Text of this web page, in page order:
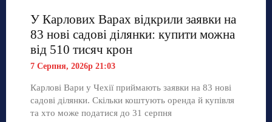
У Карлових Варах відкрили заявки на
83 нові садові ділянки: купити можна
від 510 тисяч крон
7 Серпня, 2026р 21:03
Карлові Вари у Чехії приймають заявки на 83 нові
садові ділянки. Скільки коштують оренда й купівля
та хто може податися до 31 серпня